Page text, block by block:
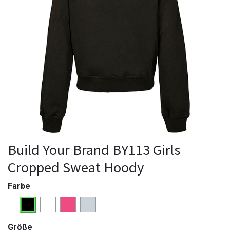
Build Your Brand BY113 Girls
Cropped Sweat Hoody
Farbe
Größe